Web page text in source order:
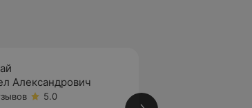
Александрович
5.0